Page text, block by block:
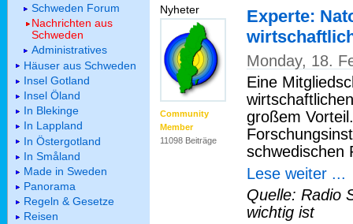
Nyheter
Community
Member
11098 Beiträge
Experte:
Monday, 18.
Eine
großem
schwedischen
Lese weiter ...
Quelle: Radio
wichtig ist
Schweden Forum
Nachrichten aus
Schweden
Administratives
Häuser aus Schweden
Insel Gotland
Insel Öland
In Blekinge
In Lappland
In Östergotland
In Småland
Made in Sweden
Panorama
Regeln & Gesetze
Reisen